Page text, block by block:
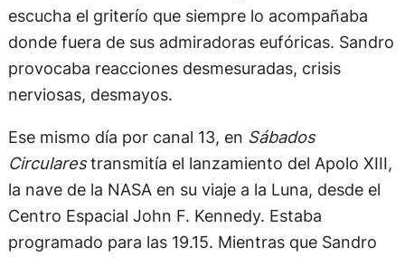
escucha el griterío que siempre lo acompañaba
donde fuera de sus admiradoras eufóricas. Sandro
provocaba reacciones desmesuradas, crisis
nerviosas, desmayos.
Ese mismo día por canal 13, en Sábados
Circularestransmitía el lanzamiento del Apolo XIII,
la nave de la NASA en su viaje a la Luna, desde el
Centro Espacial John F. Kennedy. Estaba
programado para las 19.15. Mientras que Sandro